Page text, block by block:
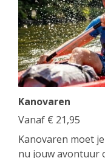
Kanovaren
Vanaf € 21,95
Kanovaren moet
nu jouw avontuur